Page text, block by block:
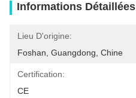
Informations Détaillées
Lieu D'origine:
Foshan, Guangdong, Chine
Certification:
CE